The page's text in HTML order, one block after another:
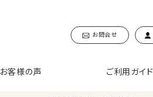
お問合せ
お客様の声 ご利用ガイド